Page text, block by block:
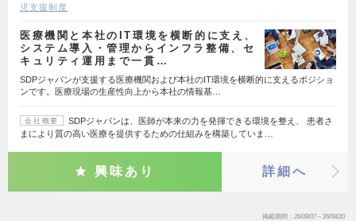
児支援制度
医療機関と本社のIT環境を横断的に支え、
システム導入・管理からインフラ整備、セ
キュリティ運用まで一貫…
SDPジャパンが支援する医療機関および本社のIT環境を横断的に支えるポジショ
ンです。医療現場の生産性向上から本社の情報基…
会社概要
SDPジャパンは、医師が本来の力を発揮できる環境を整え、 患者さ
まにより質の高い医療を提供するための仕組みを構築していま…
興味あり 詳細へ
掲載期間 26/08/07～26/08/20